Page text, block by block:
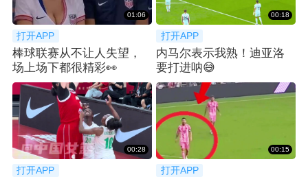
01:06
打开APP
棒球联赛从不让人失望，
场上场下都很精彩👀
00:18
打开APP
内马尔表示我熟！迪亚洛
要打进呐😅
00:28
打开APP
00:15
打开APP